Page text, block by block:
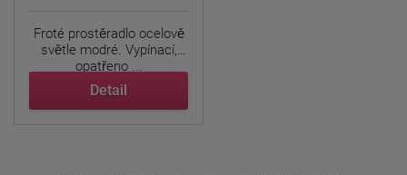
Froté prostěradlo ocelově
světle modré. Vypínací,
opatřeno ...
Detail